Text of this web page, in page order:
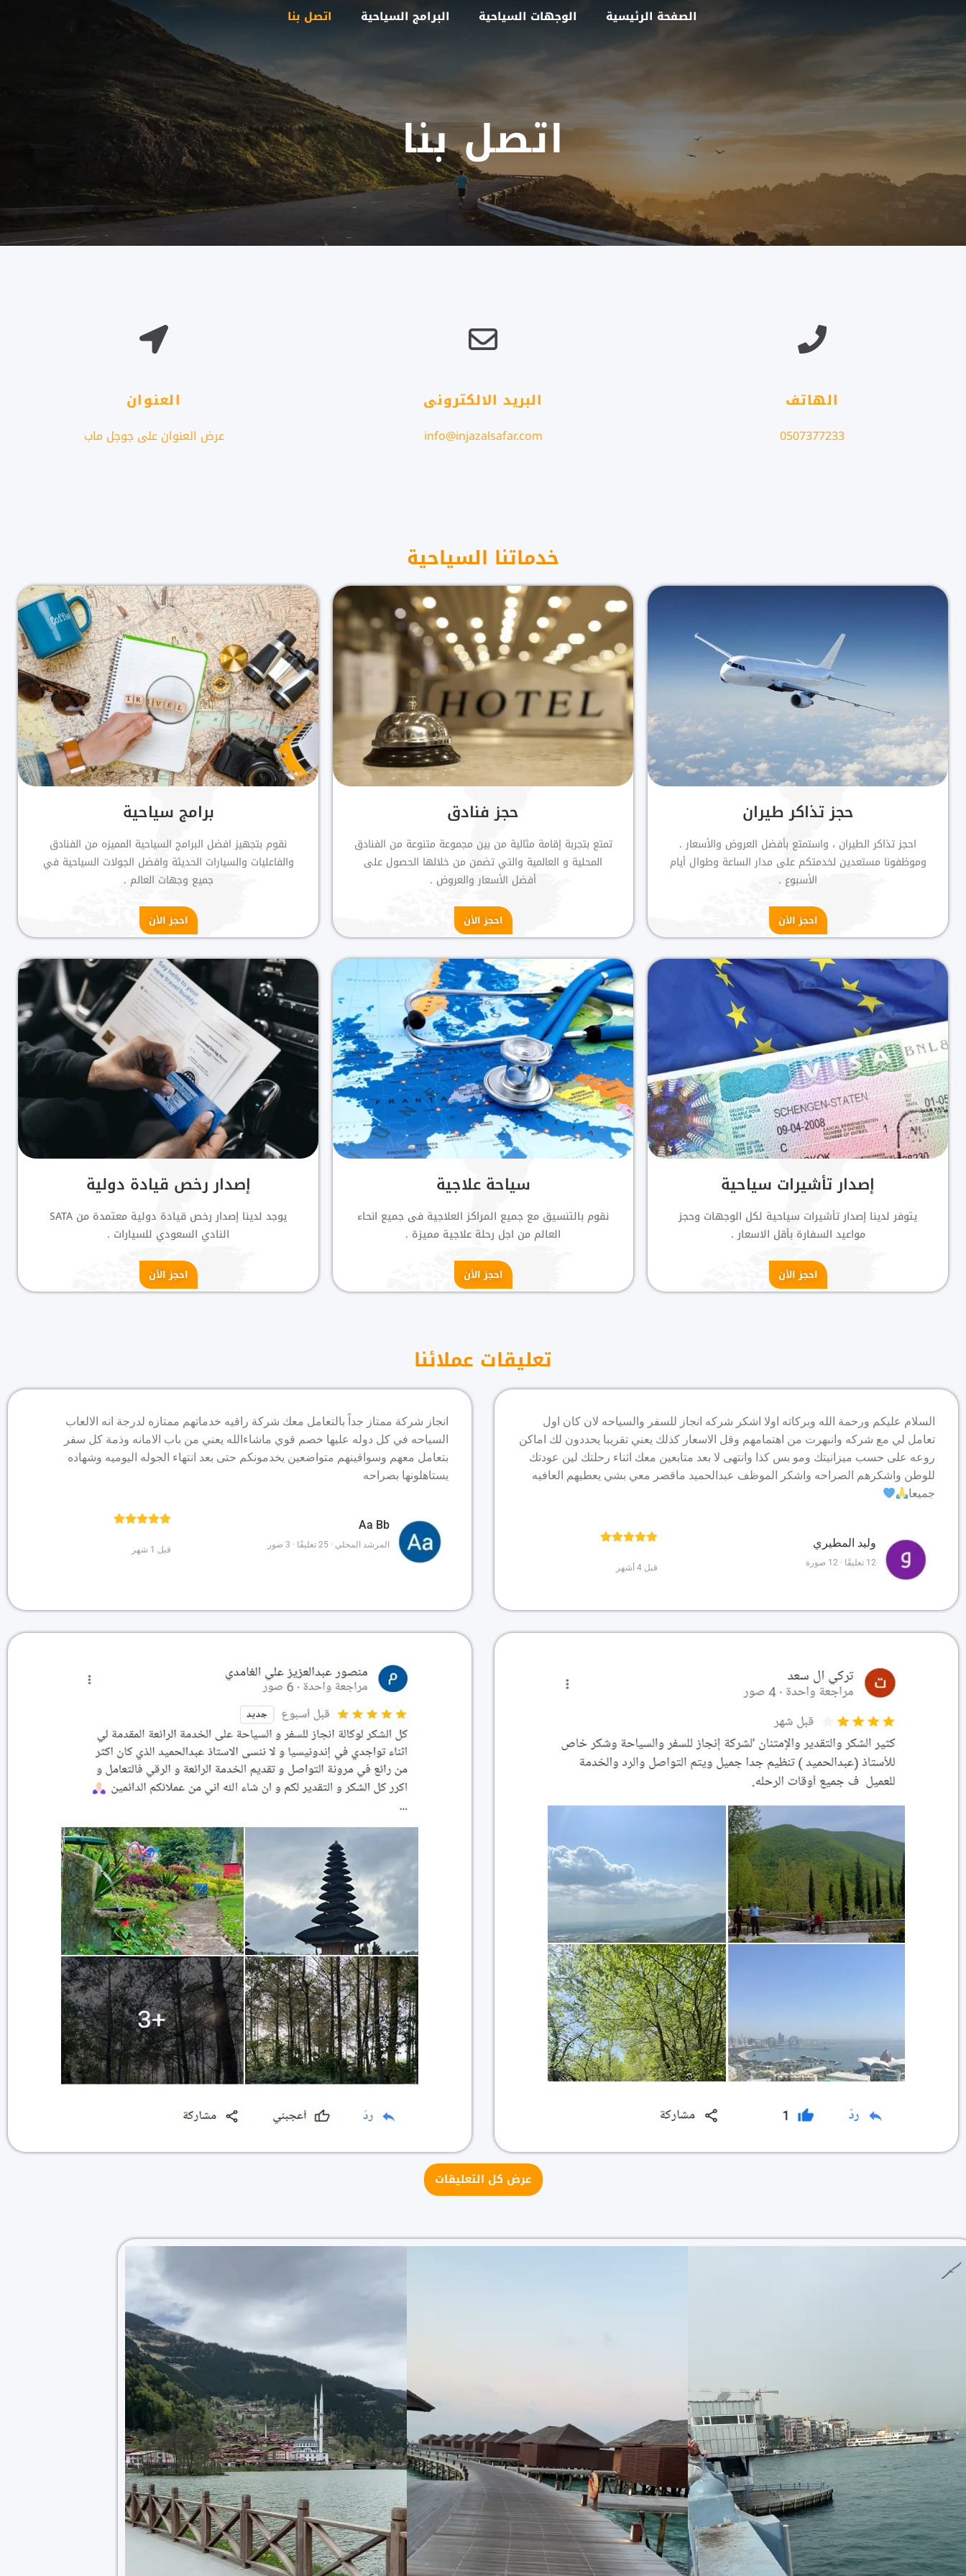
الصفحة الرئيسية الوجهات السياحية البرامج السياحية اتصل بنا
اتصل بنا
الهاتف
0507377233
البريد الالكترونى
info@injazalsafar.com
العنوان
عرض العنوان على جوجل ماب
خدماتنا السياحية
حجز تذاكر طيران
احجز تذاكر الطيران ، واستمتع بأفضل العروض والأسعار .
وموظفونا مستعدين لخدمتكم على مدار الساعة وطوال أيام
الأسبوع .
احجز الأن
حجز فنادق
تمتع بتجربة إقامة مثالية من بين مجموعة متنوعة من الفنادق
المحلية و العالمية والتي تضمن من خلالها الحصول على
أفضل الأسعار والعروض .
احجز الأن
برامج سياحية
نقوم بتجهيز افضل البرامج السياحية المميزه من الفنادق
والفاعليات والسيارات الحديثة وافضل الجولات السياحية في
جميع وجهات العالم .
احجز الأن
إصدار تأشيرات سياحية
يتوفر لدينا إصدار تأشيرات سياحية لكل الوجهات وحجز
مواعيد السفارة بأقل الاسعار .
احجز الأن
سياحة علاجية
نقوم بالتنسيق مع جميع المراكز العلاجية فى جميع انحاء
العالم من اجل رحلة علاجية مميزة .
احجز الأن
إصدار رخص قيادة دولية
يوجد لدينا إصدار رخص قيادة دولية معتمدة من SATA
النادي السعودي للسيارات .
احجز الأن
تعليقات عملائنا
السلام عليكم ورحمة الله وبركاته اولا اشكر شركه انجاز للسفر والسياحه لان كان اول
تعامل لي مع شركه وانبهرت من اهتمامهم وقل الاسعار كذلك يعني تقريبا يحددون لك اماكن
روعه على حسب ميزانيتك ومو بس كذا وانتهى لا بعد متابعين معك اثناء رحلتك لين عودتك
للوطن واشكرهم الصراحه واشكر الموظف عبدالحميد ماقصر معي بشي يعطيهم العافيه
جميعا
وليد المطيري
12 تعليقًا · 12 صورة
قبل 4 أشهر
انجاز شركة ممتاز جداً بالتعامل معك شركة راقيه خدماتهم ممتازه لدرجة انه الالعاب
السياحه في كل دوله عليها خصم قوي ماشاءالله يعني من باب الامانه وذمة كل سفر
بتعامل معهم وسواقينهم متواضعين يخدمونكم حتى بعد انتهاء الجوله اليوميه وشهاده
يستاهلونها بصراحه
Aa Bb
المرشد المحلي · 25 تعليقًا · 3 صور
قبل 1 شهر
عرض كل التعليقات